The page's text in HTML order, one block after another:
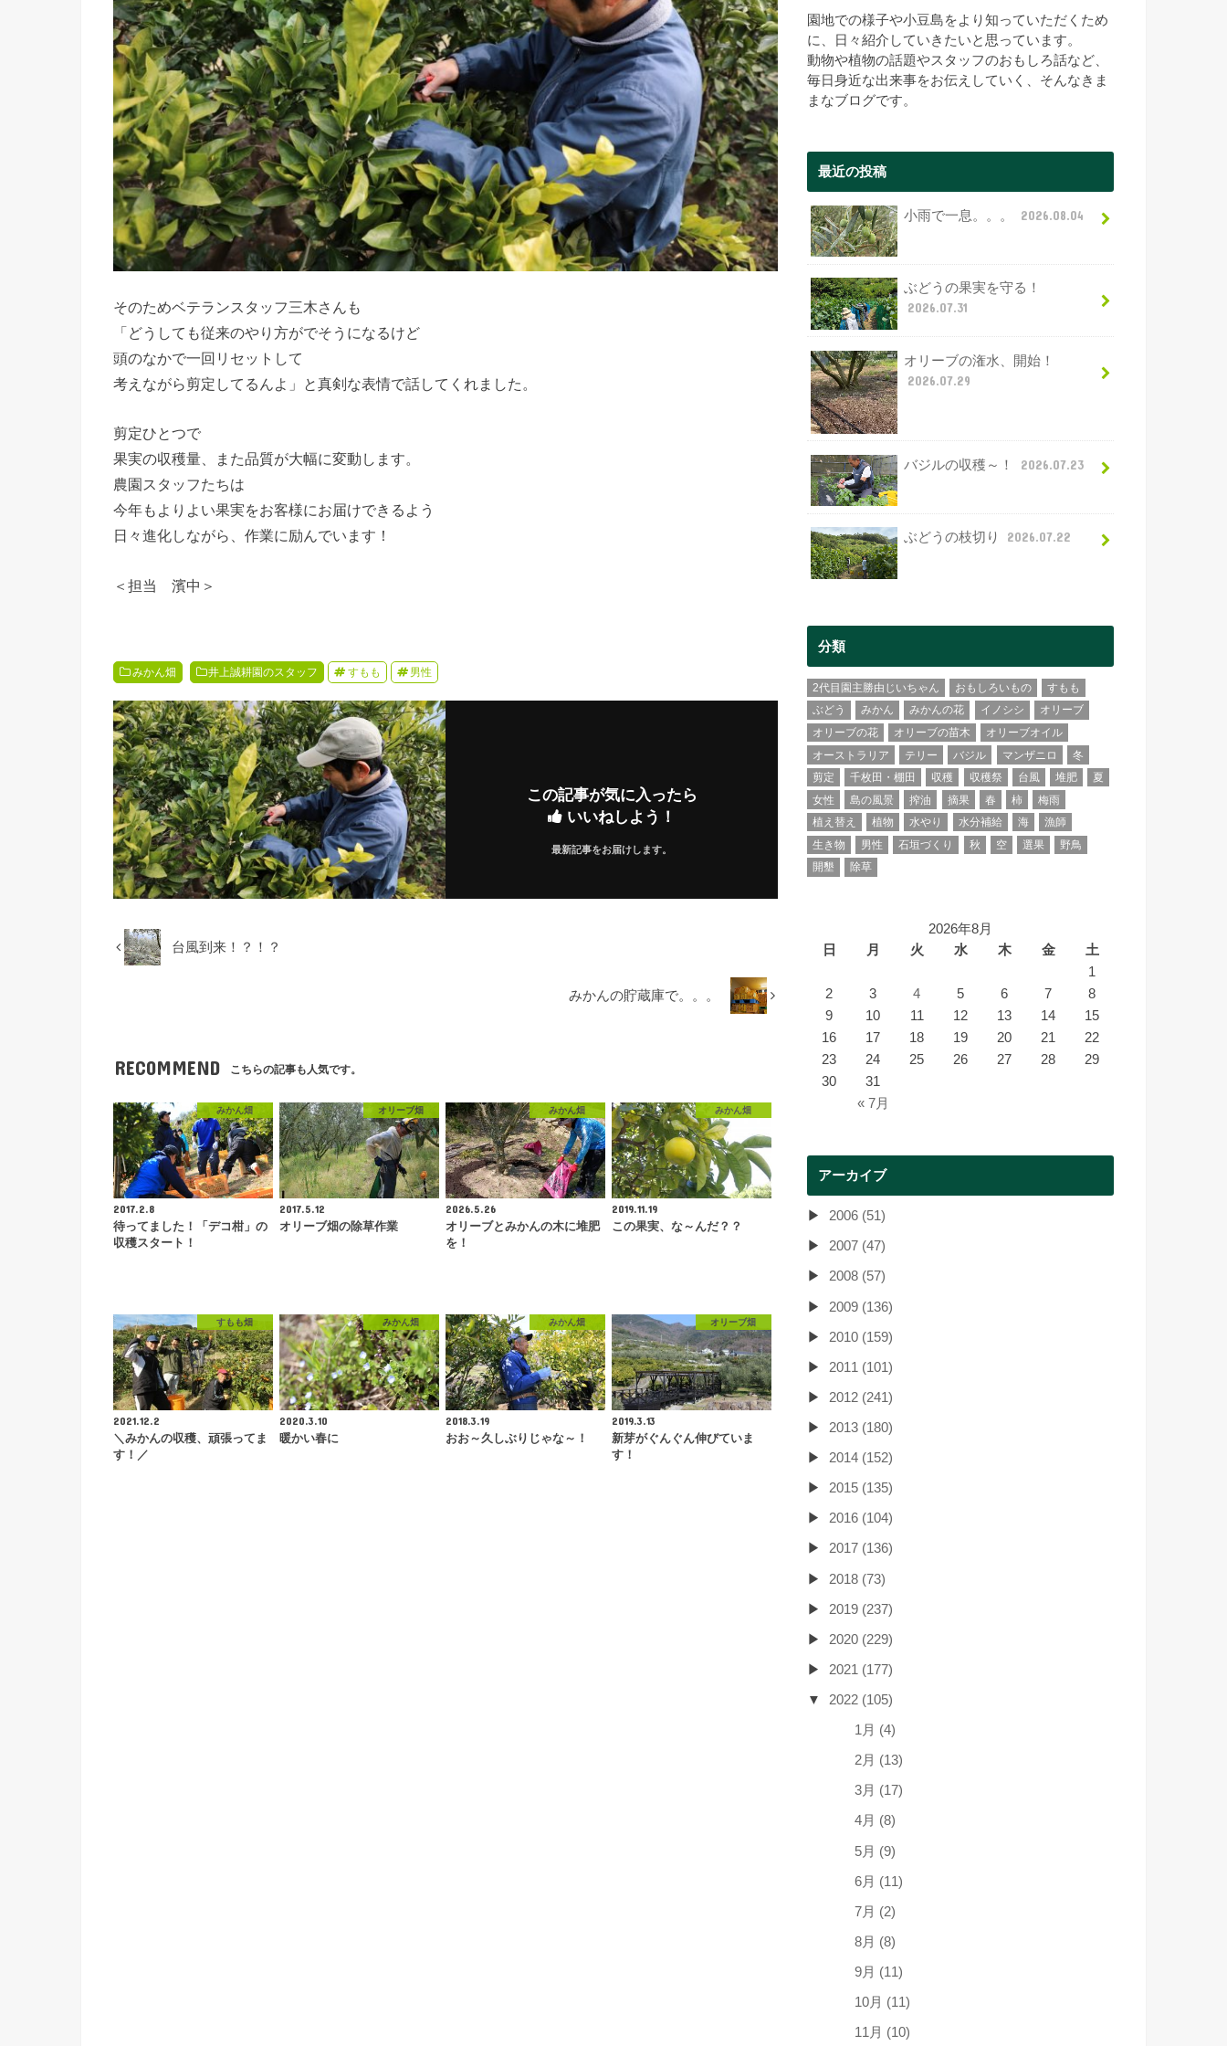
そのためベテランスタッフ三木さんも
「どうしても従来のやり方がでそうになるけど
頭のなかで一回リセットして
考えながら剪定してるんよ」と真剣な表情で話してくれました。
剪定ひとつで
果実の収穫量、また品質が大幅に変動します。
農園スタッフたちは
今年もよりよい果実をお客様にお届けできるよう
日々進化しながら、作業に励んでいます！
＜担当 濱中＞
みかん畑 井上誠耕園のスタッフ すもも 男性
この記事が気に入ったら
いいねしよう！
最新記事をお届けします。
台風到来！？！？
みかんの貯蔵庫で。。。
RECOMMEND こちらの記事も人気です。
みかん畑
2017.2.8
待ってました！「デコ柑」の
収穫スタート！
オリーブ畑
2017.5.12
オリーブ畑の除草作業
みかん畑
2026.5.26
オリーブとみかんの木に堆肥
を！
みかん畑
2019.11.19
この果実、な～んだ？？
すもも畑
2021.12.2
＼みかんの収穫、頑張ってま
す！／
みかん畑
2020.3.10
暖かい春に
みかん畑
2018.3.19
おお～久しぶりじゃな～！
オリーブ畑
2019.3.13
新芽がぐんぐん伸びていま
す！
園地での様子や小豆島をより知っていただくため
に、日々紹介していきたいと思っています。
動物や植物の話題やスタッフのおもしろ話など、
毎日身近な出来事をお伝えしていく、そんなきま
まなブログです。
最近の投稿
小雨で一息。。。 2026.08.04
ぶどうの果実を守る！
2026.07.31
オリーブの潅水、開始！
2026.07.29
バジルの収穫～！ 2026.07.23
ぶどうの枝切り 2026.07.22
分類
2代目園主勝由じいちゃん おもしろいもの
すもも
ぶどう
みかん みかんの花 イノシシ
オリーブ
オリーブの花
オリーブの苗木
オリーブオイル
オーストラリア
テリー バジル マンザニロ
冬
剪定
千枚田・棚田 収穫 収穫祭 台風 堆肥
夏
女性
島の風景 搾油 摘果 春 柿
梅雨
植え替え
植物 水やり 水分補給 海
漁師
生き物
男性 石垣づくり 秋 空 選果
野鳥
開墾
除草
2026年8月
日
月 火 水 木 金 土
« 7月
1
2
3 4 5 6 7
8
9
10 11 12 13 14
15
16
17 18 19 20 21
22
23
24 25 26 27 28
29
30
31
アーカイブ
2006 (51)
2007 (47)
2008 (57)
2009 (136)
2010 (159)
2011 (101)
2012 (241)
2013 (180)
2014 (152)
2015 (135)
2016 (104)
2017 (136)
2018 (73)
2019 (237)
2020 (229)
2021 (177)
2022 (105)
1月 (4)
2月 (13)
3月 (17)
4月 (8)
5月 (9)
6月 (11)
7月 (2)
8月 (8)
9月 (11)
10月 (11)
11月 (10)